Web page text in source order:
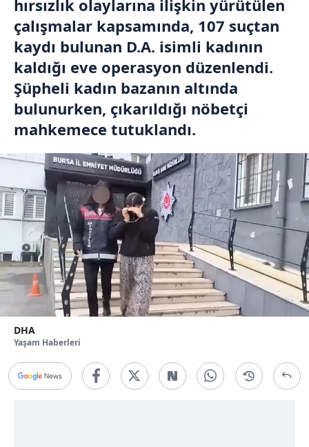
hırsızlık olaylarına ilişkin yürütülen
çalışmalar kapsamında, 107 suçtan
kaydı bulunan D.A. isimli kadının
kaldığı eve operasyon düzenlendi.
Şüpheli kadın bazanın altında
bulunurken, çıkarıldığı nöbetçi
mahkemece tutuklandı.
DHA
Yaşam Haberleri